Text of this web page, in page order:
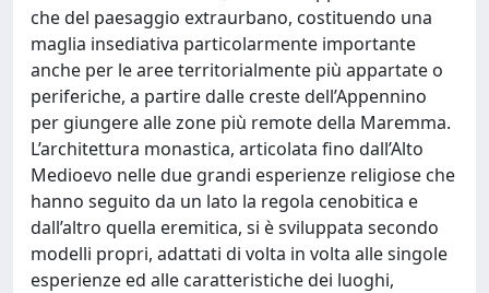
che del paesaggio extraurbano, costituendo una
maglia insediativa particolarmente importante
anche per le aree territorialmente più appartate o
periferiche, a partire dalle creste dell’Appennino
per giungere alle zone più remote della Maremma.
L’architettura monastica, articolata fino dall’Alto
Medioevo nelle due grandi esperienze religiose che
hanno seguito da un lato la regola cenobitica e
dall’altro quella eremitica, si è sviluppata secondo
modelli propri, adattati di volta in volta alle singole
esperienze ed alle caratteristiche dei luoghi,